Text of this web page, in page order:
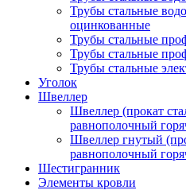
Трубы стальные
оцинкованные
Трубы стальные
Трубы стальные
Трубы стальные
Уголок
Швеллер
Швеллер (прокат
равнополочный
Швеллер гнутый
равнополочный
Шестигранник
Элементы кровли